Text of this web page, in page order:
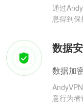
通过
息得到保
数据
数据加
意行为者